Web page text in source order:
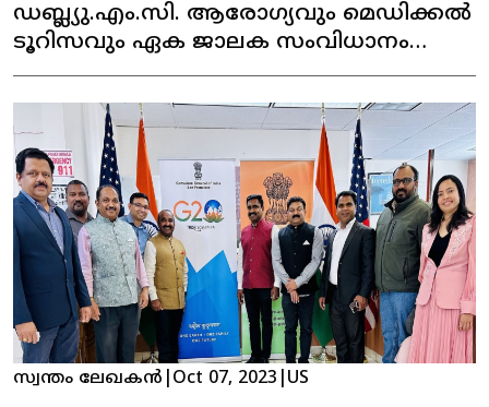
ഡബ്ല്യു.എം.സി. ആരോഗ്യവും മെഡിക്കൽ
ടൂറിസവും ഏക ജാലക സംവിധാനം
നിലവിൽ വന്നു
സ്വന്തം ലേഖകൻ Oct 07, 2023 US